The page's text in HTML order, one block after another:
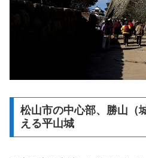
松山市の中心部、勝山（
える平山城